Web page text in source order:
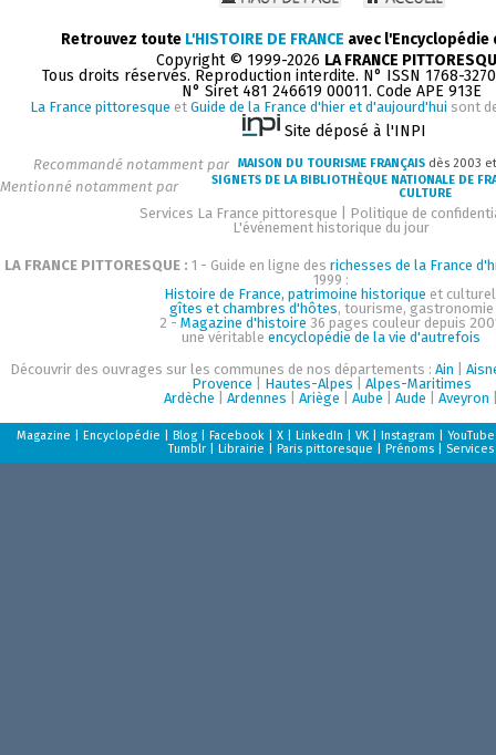
Retrouvez toute L'HISTOIRE DE FRANCE avec
Copyright © 1999-2026 LA FRANCE
Tous droits réservés. Reproduction interdite. N° ISSN 1768-
N° Siret 481 246619 00011. Code APE 913E
La France pittoresque et Guide de la France d'hier et d'aujourd'hui sont
Site déposé à l'INPI
Recommandé notamment par MAISON DU TOURISME FRANÇAIS dès 2003
Mentionné notamment par
SIGNETS DE LA BIBLIOTHÈQUE NATIONALE DE
CULTURE
Services La France pittoresque
Politique de
L'événement historique du jour
LA FRANCE PITTORESQUE : 1 - Guide en ligne des richesses de la France
1999 :
Histoire de France, patrimoine historique et
gîtes et chambres d'hôtes, tourisme, gastronomie
2 - Magazine d'histoire 36 pages couleur depuis
une véritableencyclopédie de la vie d'autrefois
Découvrir des ouvrages sur les communes de nos départements :Ain |
Provence
Hautes-Alpes
Alpes-Maritimes
Ardèche |Ardennes |Ariège |Aube |Aude |Aveyron
Magazine |Encyclopédie |Blog |Facebook |X |LinkedIn |VK |Instagram |YouTube
Tumblr |Librairie |Paris pittoresque |Prénoms Services